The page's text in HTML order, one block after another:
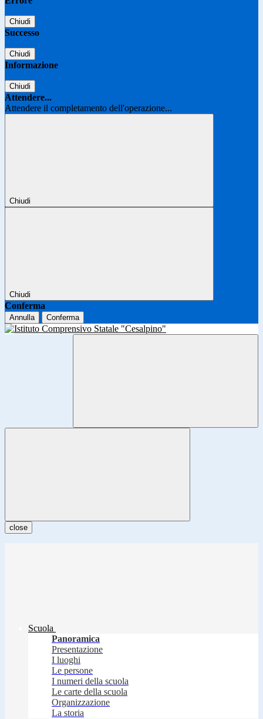
Chiudi
Successo
Chiudi
Informazione
Chiudi
Attendere...
Attendere il completamento dell'operazione...
Chiudi
Chiudi
Conferma
Annulla Conferma
close
Scuola
Panoramica
Presentazione
I luoghi
Le persone
I numeri della scuola
Le carte della scuola
Organizzazione
La storia